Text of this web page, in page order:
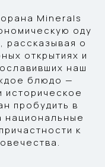
Minerals
оду
рассказывая о
открытиях и
наш
блюдо —
историческое
пробудить в
национальные
к